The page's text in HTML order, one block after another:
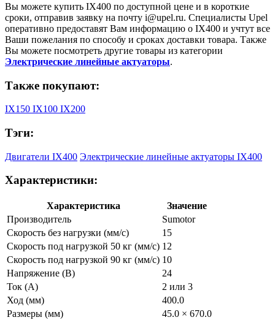
Вы можете купить IX400 по доступной цене и в короткие
сроки, отправив заявку на почту i@upel.ru. Специалисты Upel
оперативно предоставят Вам информацию о IX400 и учтут все
Ваши пожелания по способу и сроках доставки товара. Также
Вы можете посмотреть другие товары из категории
Электрические линейные актуаторы.
Также покупают:
IX150 IX100 IX200
Тэги:
Двигатели IX400 Электрические линейные актуаторы IX400
Характеристики:
Характеристика
Значение
Производитель
Sumotor
Скорость без нагрузки (мм/с)
15
Скорость под нагрузкой 50 кг (мм/с) 12
Скорость под нагрузкой 90 кг (мм/с) 10
Напряжение (В)
24
Ток (А)
2 или 3
Ход (мм)
400.0
Размеры (мм)
45.0 × 670.0